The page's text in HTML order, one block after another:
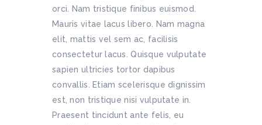
orci. Nam tristique finibus euismod.
Mauris vitae lacus libero. Nam magna
elit, mattis vel sem ac, facilisis
consectetur lacus. Quisque vulputate
sapien ultricies tortor dapibus
convallis. Etiam scelerisque dignissim
est, non tristique nisi vulputate in.
Praesent tincidunt ante felis, eu